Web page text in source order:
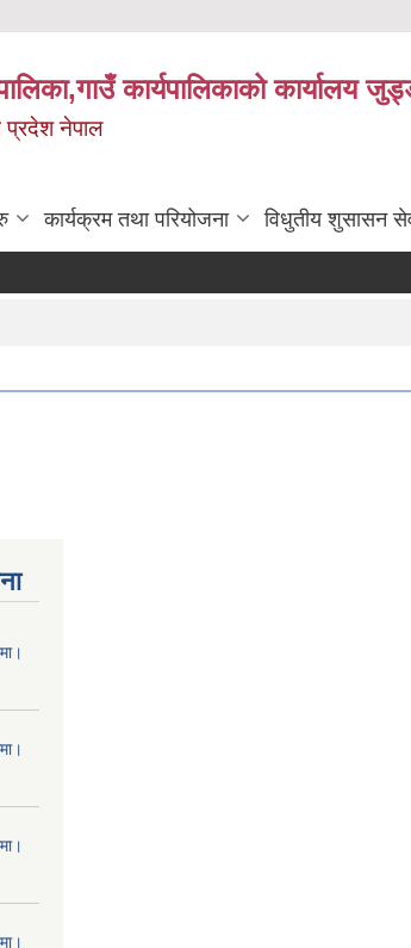
कार्यपालिकाको कार्यालय
प्रदेश नेपाल
कार्यक्रम तथा परियोजना विधुतीय शुसासन